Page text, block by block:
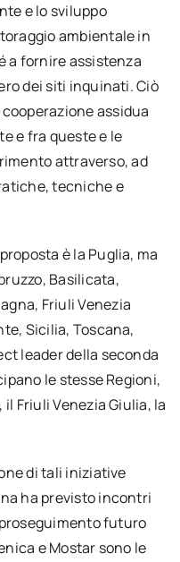
e lo sviluppo
ambientale in
a fornire assistenza
dei siti inquinati. Ciò
assidua
e fra queste e le
attraverso, ad
tecniche e
è la Puglia, ma
Basilicata,
Friuli Venezia
Sicilia, Toscana,
leader della seconda
le stesse Regioni,
Friuli Venezia Giulia, la
di tali iniziative
ha previsto incontri
futuro
e Mostar sono le